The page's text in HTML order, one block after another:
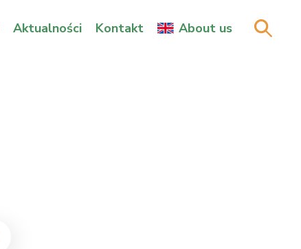
Aktualności Kontakt About us